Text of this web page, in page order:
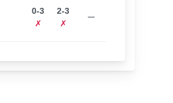
0-3
✗
2-3
✗
ー